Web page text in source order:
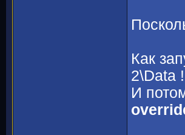
Как
2\Data !
И